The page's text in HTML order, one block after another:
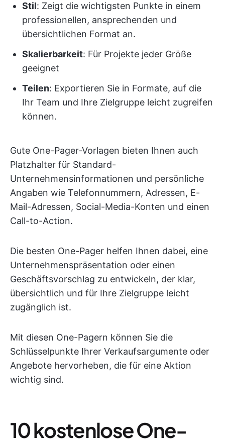
Stil: Zeigt die wichtigsten Punkte in einem
professionellen, ansprechenden und
übersichtlichen Format an.
Skalierbarkeit: Für Projekte jeder Größe
geeignet
Teilen: Exportieren Sie in Formate, auf die
Ihr Team und Ihre Zielgruppe leicht zugreifen
können.
Gute One-Pager-Vorlagen bieten Ihnen auch
Platzhalter für Standard-
Unternehmensinformationen und persönliche
Angaben wie Telefonnummern, Adressen, E-
Mail-Adressen, Social-Media-Konten und einen
Call-to-Action.
Die besten One-Pager helfen Ihnen dabei, eine
Unternehmenspräsentation oder einen
Geschäftsvorschlag zu entwickeln, der klar,
übersichtlich und für Ihre Zielgruppe leicht
zugänglich ist.
Mit diesen One-Pagern können Sie die
Schlüsselpunkte Ihrer Verkaufsargumente oder
Angebote hervorheben, die für eine Aktion
wichtig sind.
10 kostenlose One-